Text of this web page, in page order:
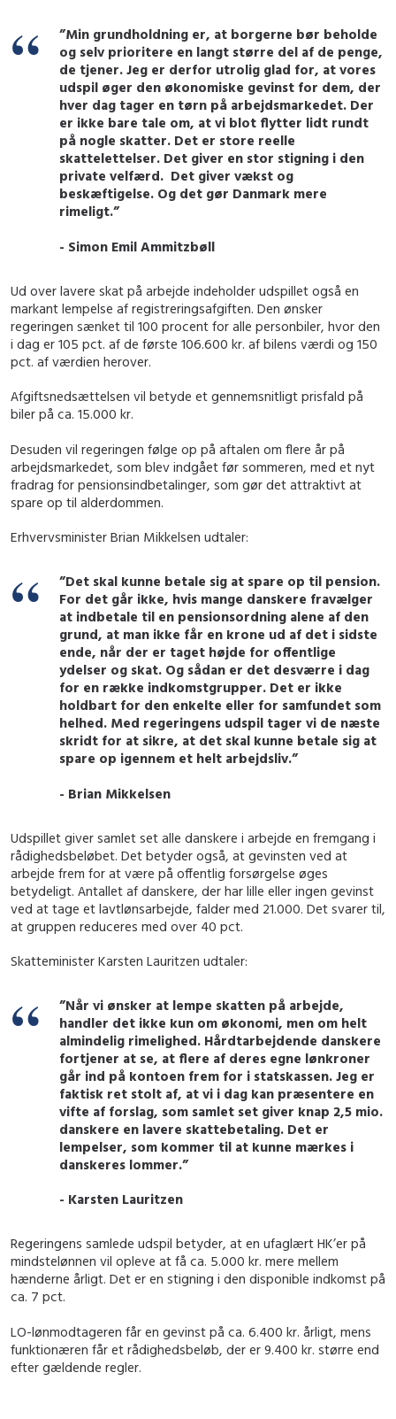
”Min grundholdning er, at borgerne bør beholde
og selv prioritere en langt større del af de penge,
de tjener. Jeg er derfor utrolig glad for, at vores
udspil øger den økonomiske gevinst for dem, der
hver dag tager en tørn på arbejdsmarkedet. Der
er ikke bare tale om, at vi blot flytter lidt rundt
på nogle skatter. Det er store reelle
skattelettelser. Det giver en stor stigning i den
private velfærd. Det giver vækst og
beskæftigelse. Og det gør Danmark mere
rimeligt.”
- Simon Emil Ammitzbøll
Ud over lavere skat på arbejde indeholder udspillet også en
markant lempelse af registreringsafgiften. Den ønsker
regeringen sænket til 100 procent for alle personbiler, hvor den
i dag er 105 pct. af de første 106.600 kr. af bilens værdi og 150
pct. af værdien herover.
Afgiftsnedsættelsen vil betyde et gennemsnitligt prisfald på
biler på ca. 15.000 kr.
Desuden vil regeringen følge op på aftalen om flere år på
arbejdsmarkedet, som blev indgået før sommeren, med et nyt
fradrag for pensionsindbetalinger, som gør det attraktivt at
spare op til alderdommen.
Erhvervsminister Brian Mikkelsen udtaler:
”Det skal kunne betale sig at spare op til pension.
For det går ikke, hvis mange danskere fravælger
at indbetale til en pensionsordning alene af den
grund, at man ikke får en krone ud af det i sidste
ende, når der er taget højde for offentlige
ydelser og skat. Og sådan er det desværre i dag
for en række indkomstgrupper. Det er ikke
holdbart for den enkelte eller for samfundet som
helhed. Med regeringens udspil tager vi de næste
skridt for at sikre, at det skal kunne betale sig at
spare op igennem et helt arbejdsliv.”
- Brian Mikkelsen
Udspillet giver samlet set alle danskere i arbejde en fremgang i
rådighedsbeløbet. Det betyder også, at gevinsten ved at
arbejde frem for at være på offentlig forsørgelse øges
betydeligt. Antallet af danskere, der har lille eller ingen gevinst
ved at tage et lavtlønsarbejde, falder med 21.000. Det svarer til,
at gruppen reduceres med over 40 pct.
Skatteminister Karsten Lauritzen udtaler:
”Når vi ønsker at lempe skatten på arbejde,
handler det ikke kun om økonomi, men om helt
almindelig rimelighed. Hårdtarbejdende danskere
fortjener at se, at flere af deres egne lønkroner
går ind på kontoen frem for i statskassen. Jeg er
faktisk ret stolt af, at vi i dag kan præsentere en
vifte af forslag, som samlet set giver knap 2,5 mio.
danskere en lavere skattebetaling. Det er
lempelser, som kommer til at kunne mærkes i
danskeres lommer.”
- Karsten Lauritzen
Regeringens samlede udspil betyder, at en ufaglært HK’er på
mindstelønnen vil opleve at få ca. 5.000 kr. mere mellem
hænderne årligt. Det er en stigning i den disponible indkomst på
ca. 7 pct.
LO-lønmodtageren får en gevinst på ca. 6.400 kr. årligt, mens
funktionæren får et rådighedsbeløb, der er 9.400 kr. større end
efter gældende regler.